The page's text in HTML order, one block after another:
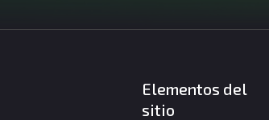
Elementos del
sitio